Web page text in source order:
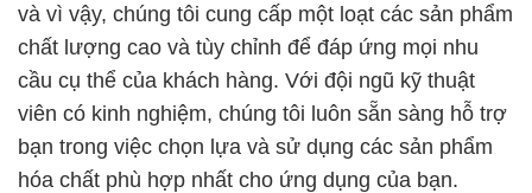
và vì vậy, chúng tôi cung cấp một loạt các sản phẩm
chất lượng cao và tùy chỉnh để đáp ứng mọi nhu
cầu cụ thể của khách hàng. Với đội ngũ kỹ thuật
viên có kinh nghiệm, chúng tôi luôn sẵn sàng hỗ trợ
bạn trong việc chọn lựa và sử dụng các sản phẩm
hóa chất phù hợp nhất cho ứng dụng của bạn.